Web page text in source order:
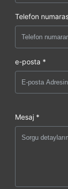
Telefon
e-posta *
Mesaj *